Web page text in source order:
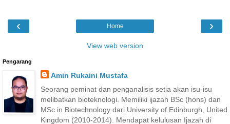
‹ ›
Home
View web version
Pengarang
Amin Rukaini Mustafa
Seorang peminat dan penganalisis setia akan isu-isu
melibatkan bioteknologi. Memiliki ijazah BSc (hons) dan
MSc in Biotechnology dari University of Edinburgh, United
Kingdom (2010-2014). Mendapat kelulusan Ijazah di